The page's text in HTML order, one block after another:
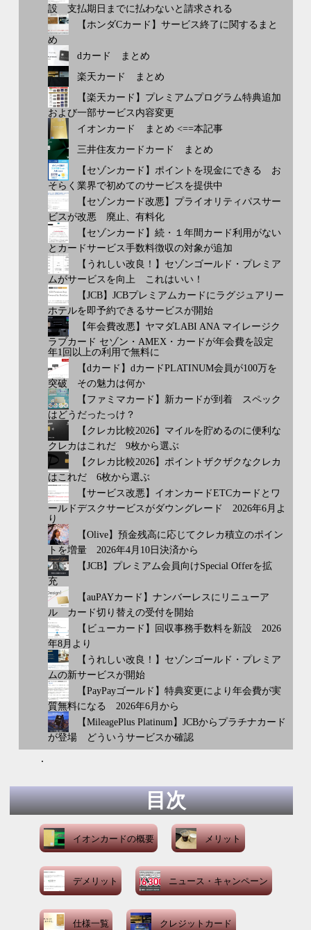
設 支払期日までに払わないと請求される
【ホンダCカード】サービス終了に関するまと
め
dカード まとめ
楽天カード まとめ
【楽天カード】プレミアムプログラム特典追加
および一部サービス内容変更
イオンカード まとめ <==本記事
三井住友カードカード まとめ
【セゾンカード】ポイントを現金にできる お
そらく業界で初めてのサービスを提供中
【セゾンカード改悪】プライオリティパスサー
ビスが改悪 廃止、有料化
【セゾンカード】続・１年間カード利用がない
とカードサービス手数料徴収の対象が追加
【うれしい改良！】セゾンゴールド・プレミア
ムがサービスを向上 これはいい！
【JCB】JCBプレミアムカードにラグジュアリー
ホテルを即予約できるサービスが開始
【年会費改悪】ヤマダLABI ANA マイレージク
ラブカード セゾン・AMEX・カードが年会費を設定
年1回以上の利用で無料に
【dカード】dカードPLATINUM会員が100万を
突破 その魅力は何か
【ファミマカード】新カードが到着 スペック
はどうだったっけ？
【クレカ比較2026】マイルを貯めるのに便利な
クレカはこれだ 9枚から選ぶ
【クレカ比較2026】ポイントザクザクなクレカ
はこれだ 6枚から選ぶ
【サービス改悪】イオンカードETCカードとワ
ールドデスクサービスがダウングレード 2026年6月よ
り
【Olive】預金残高に応じてクレカ積立のポイン
トを増量 2026年4月10日決済から
【JCB】プレミアム会員向けSpecial Offerを拡
充
【auPAYカード】ナンバーレスにリニューア
ル カード切り替えの受付を開始
【ビューカード】回収事務手数料を新設 2026
年8月より
【うれしい改良！】セゾンゴールド・プレミア
ムの新サービスが開始
【PayPayゴールド】特典変更により年会費が実
質無料になる 2026年6月から
【MileagePlus Platinum】JCBからプラチナカード
が登場 どういうサービスか確認
.
目次
イオンカードの概要 メリット
デメリット ニュース・キャンペーン
仕様一覧 クレジットカード